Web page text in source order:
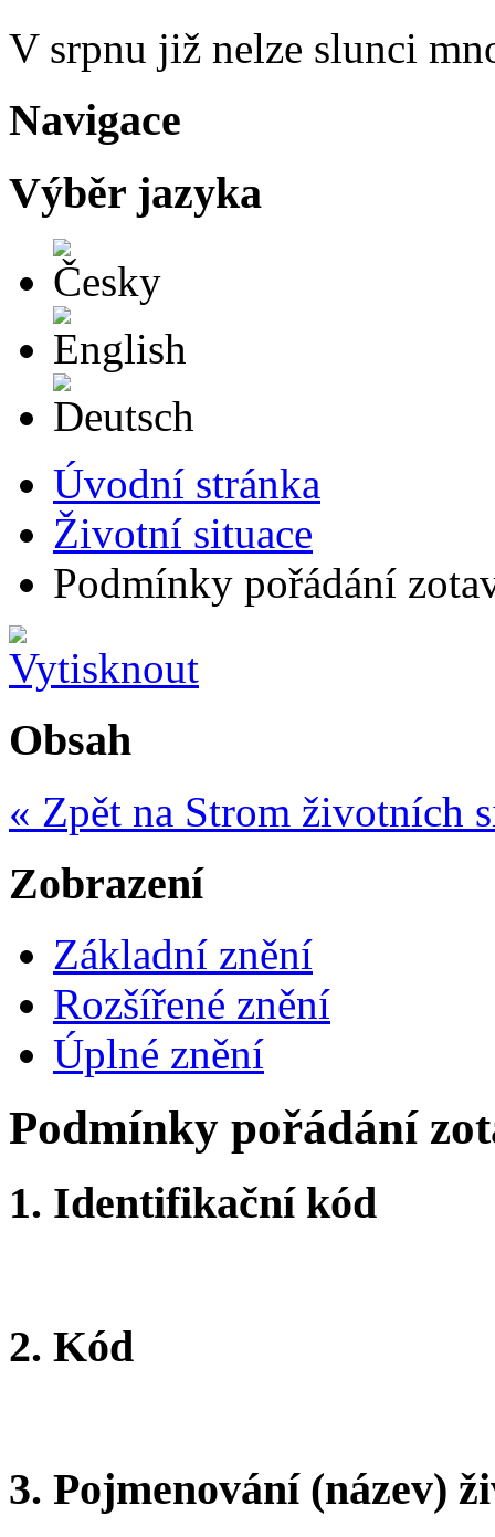
V srpnu již nelze slunci
Navigace
Výběr jazyka
Úvodní stránka
Životní situace
Podmínky pořádání
Obsah
« Zpět na Strom životních
Zobrazení
Základní znění
Rozšířené znění
Úplné znění
Podmínky pořádání
1. Identifikační kód
2. Kód
3. Pojmenování (název)